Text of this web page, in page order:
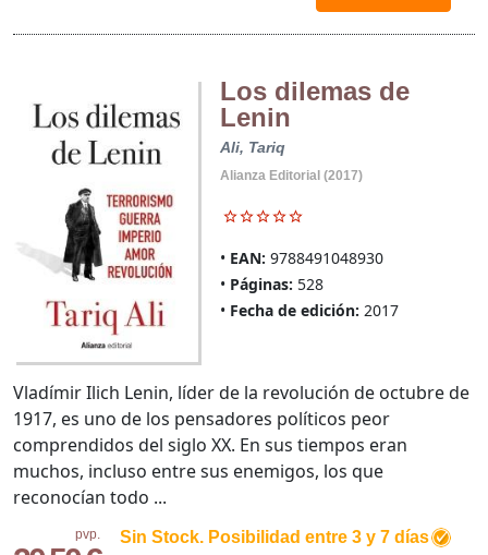
Los dilemas de
Lenin
Ali, Tariq
Alianza Editorial (2017)
EAN: 9788491048930
Páginas: 528
Fecha de edición: 2017
pvp. Sin Stock. Posibilidad entre 3 y 7 días
Vladímir Ilich Lenin, líder de la revolución de octubre de
1917, es uno de los pensadores políticos peor
comprendidos del siglo XX. En sus tiempos eran
muchos, incluso entre sus enemigos, los que
reconocían todo ...